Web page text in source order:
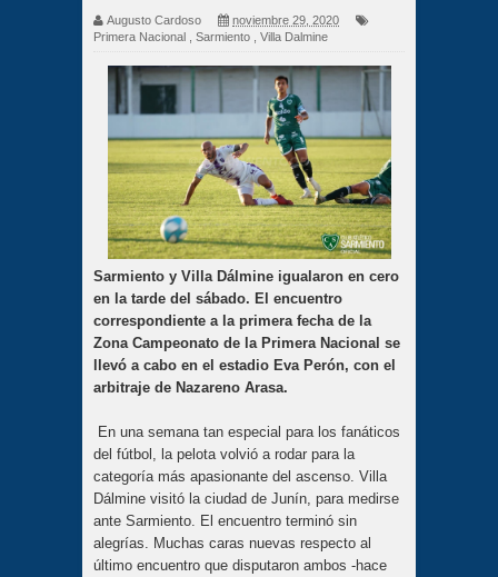
Augusto Cardoso
noviembre 29, 2020
Primera Nacional
Sarmiento Villa Dalmine
Sarmiento y Villa Dálmine igualaron en cero
en la tarde del sábado. El encuentro
correspondiente a la primera fecha de la
Zona Campeonato de la Primera Nacional se
llevó a cabo en el estadio Eva Perón, con el
arbitraje de Nazareno Arasa.
En una semana tan especial para los fanáticos
del fútbol, la pelota volvió a rodar para la
categoría más apasionante del ascenso. Villa
Dálmine visitó la ciudad de Junín, para medirse
ante Sarmiento. El encuentro terminó sin
alegrías. Muchas caras nuevas respecto al
último encuentro que disputaron ambos -hace